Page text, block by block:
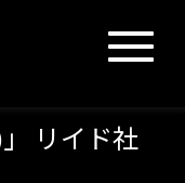
N
a
g
a
リイド社